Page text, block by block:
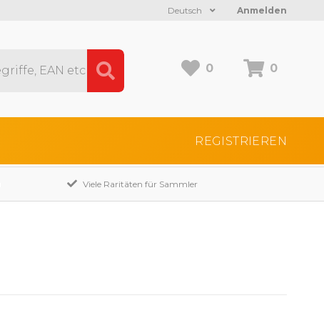
Anmelden
Deutsch
0 0
REGISTRIEREN
Viele Raritäten für Sammler